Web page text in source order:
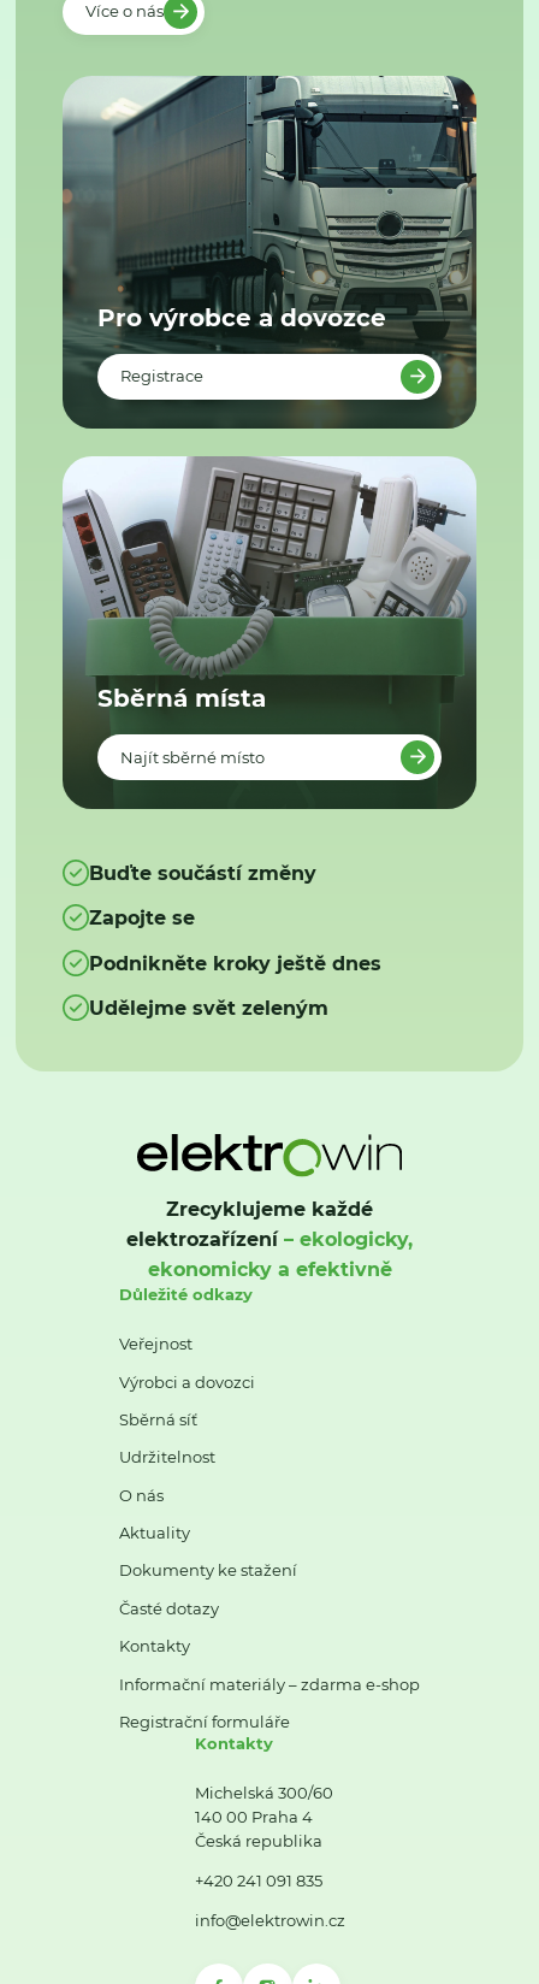
Více o nás
Pro výrobce a dovozce
Registrace
Sběrná místa
Najít sběrné místo
Buďte součástí změny
Zapojte se
Podnikněte kroky ještě dnes
Udělejme svět zeleným
Zrecyklujeme každé
elektrozařízení– ekologicky,
ekonomicky a efektivně
Důležité odkazy
Veřejnost
Výrobci a dovozci
Sběrná síť
Udržitelnost
O nás
Aktuality
Dokumenty ke stažení
Časté dotazy
Kontakty
Informační materiály – zdarma e-shop
Registrační formuláře
Kontakty
Michelská 300/60
140 00 Praha 4
Česká republika
+420 241 091 835
info@elektrowin.cz